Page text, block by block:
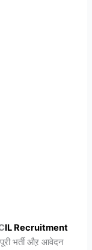
IL Recruitment
भर्ती औऱ आवेदन